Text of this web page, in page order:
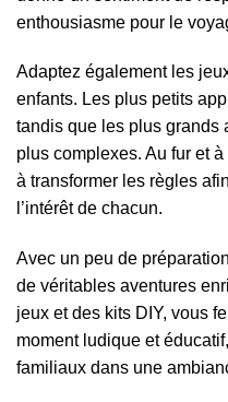
enthousiasme pour le
Adaptez également les
enfants. Les plus petits
tandis que les plus grands
plus complexes. Au fur et
à transformer les règles
l’intérêt de chacun.
Avec un peu de
de véritables aventures
jeux et des kits DIY, vous
moment ludique et
familiaux dans une